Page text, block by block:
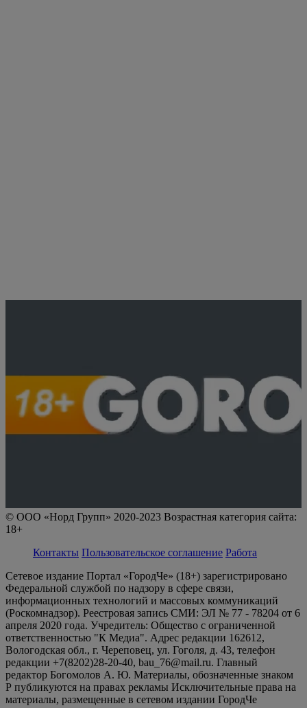
© ООО «Норд Групп» 2020-2023 Возрастная категория сайта:
18+
Контакты Пользовательское соглашение Работа
Сетевое издание Портал «ГородЧе» (18+) зарегистрировано
Федеральной службой по надзору в сфере связи,
информационных технологий и массовых коммуникаций
(Роскомнадзор). Реестровая запись СМИ: ЭЛ № 77 - 78204 от 6
апреля 2020 года. Учредитель: Общество с ограниченной
ответственностью "К Медиа". Адрес редакции 162612,
Вологодская обл., г. Череповец, ул. Гоголя, д. 43, телефон
редакции +7(8202)28-20-40, bau_76@mail.ru. Главный
редактор Богомолов А. Ю. Материалы, обозначенные знаком
Р публикуются на правах рекламы Исключительные права на
материалы, размещенные в сетевом издании ГородЧе